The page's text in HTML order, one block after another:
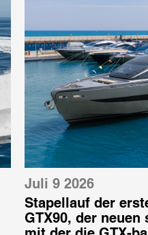
Juli 9 2026
Stapellauf der
GTX90, der